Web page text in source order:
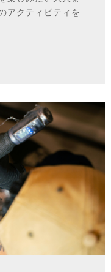
アクティビティを